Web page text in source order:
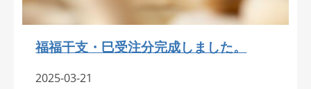
福福干支・巳受注分完成しました。
2025-03-21